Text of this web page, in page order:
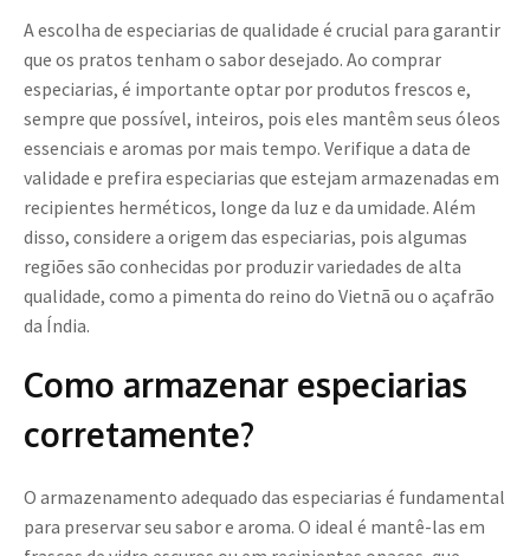
A escolha de especiarias de qualidade é crucial para garantir
que os pratos tenham o sabor desejado. Ao comprar
especiarias, é importante optar por produtos frescos e,
sempre que possível, inteiros, pois eles mantêm seus óleos
essenciais e aromas por mais tempo. Verifique a data de
validade e prefira especiarias que estejam armazenadas em
recipientes herméticos, longe da luz e da umidade. Além
disso, considere a origem das especiarias, pois algumas
regiões são conhecidas por produzir variedades de alta
qualidade, como a pimenta do reino do Vietnã ou o açafrão
da Índia.
Como armazenar especiarias
corretamente?
O armazenamento adequado das especiarias é fundamental
para preservar seu sabor e aroma. O ideal é mantê-las em